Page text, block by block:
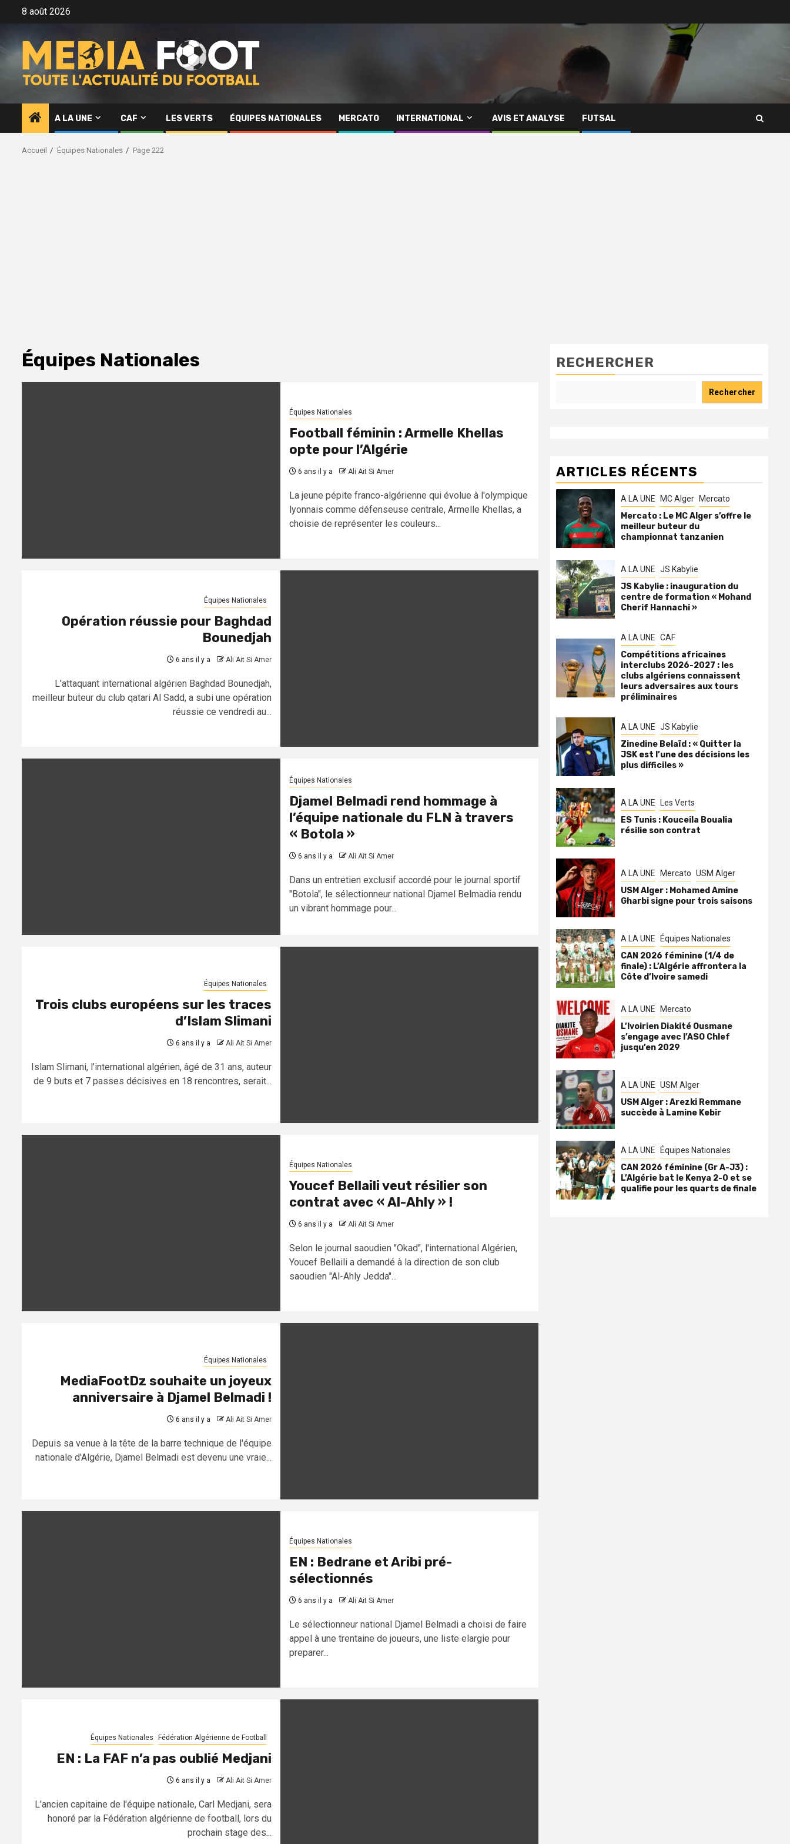
8 août 2026
A LA UNE CAF LES VERTS ÉQUIPES NATIONALES MERCATO INTERNATIONAL AVIS ET ANALYSE FUTSAL
Accueil Équipes Nationales Page 222
Équipes Nationales
Équipes Nationales
Football féminin : Armelle Khellas
opte pour l’Algérie
6 ans il y a Ali Ait Si Amer
La jeune pépite franco-algérienne qui évolue à l'olympique
lyonnais comme défenseuse centrale, Armelle Khellas, a
choisie de représenter les couleurs...
Équipes Nationales
Opération réussie pour Baghdad
Bounedjah
6 ans il y a Ali Ait Si Amer
L'attaquant international algérien Baghdad Bounedjah,
meilleur buteur du club qatari Al Sadd, a subi une opération
réussie ce vendredi au...
Équipes Nationales
Djamel Belmadi rend hommage à
l’équipe nationale du FLN à travers
« Botola »
6 ans il y a Ali Ait Si Amer
Dans un entretien exclusif accordé pour le journal sportif
"Botola", le sélectionneur national Djamel Belmadia rendu
un vibrant hommage pour...
Équipes Nationales
Trois clubs européens sur les traces
d’Islam Slimani
6 ans il y a Ali Ait Si Amer
Islam Slimani, l’international algérien, âgé de 31 ans, auteur
de 9 buts et 7 passes décisives en 18 rencontres, serait...
Équipes Nationales
Youcef Bellaili veut résilier son
contrat avec « Al-Ahly » !
6 ans il y a Ali Ait Si Amer
Selon le journal saoudien "Okad", l'international Algérien,
Youcef Bellaili a demandé à la direction de son club
saoudien "Al-Ahly Jedda"...
Équipes Nationales
MediaFootDz souhaite un joyeux
anniversaire à Djamel Belmadi !
6 ans il y a Ali Ait Si Amer
Depuis sa venue à la tête de la barre technique de l'équipe
nationale d'Algérie, Djamel Belmadi est devenu une vraie...
Équipes Nationales
EN : Bedrane et Aribi pré-
sélectionnés
6 ans il y a Ali Ait Si Amer
Le sélectionneur national Djamel Belmadi a choisi de faire
appel à une trentaine de joueurs, une liste elargie pour
preparer...
Équipes Nationales Fédération Algérienne de Football
EN : La FAF n’a pas oublié Medjani
6 ans il y a Ali Ait Si Amer
L'ancien capitaine de l'équipe nationale, Carl Medjani, sera
honoré par la Fédération algérienne de football, lors du
prochain stage des...
RECHERCHER
Rechercher
ARTICLES RÉCENTS
A LA UNE MC Alger Mercato
Mercato : Le MC Alger s’offre le
meilleur buteur du
championnat tanzanien
A LA UNE JS Kabylie
JS Kabylie : inauguration du
centre de formation « Mohand
Cherif Hannachi »
A LA UNE CAF
Compétitions africaines
interclubs 2026-2027 : les
clubs algériens connaissent
leurs adversaires aux tours
préliminaires
A LA UNE JS Kabylie
Zinedine Belaïd : « Quitter la
JSK est l’une des décisions les
plus difficiles »
A LA UNE Les Verts
ES Tunis : Kouceila Boualia
résilie son contrat
A LA UNE Mercato USM Alger
USM Alger : Mohamed Amine
Gharbi signe pour trois saisons
A LA UNE Équipes Nationales
CAN 2026 féminine (1/4 de
finale) : L’Algérie affrontera la
Côte d’Ivoire samedi
A LA UNE Mercato
L’Ivoirien Diakité Ousmane
s’engage avec l’ASO Chlef
jusqu’en 2029
A LA UNE USM Alger
USM Alger : Arezki Remmane
succède à Lamine Kebir
A LA UNE Équipes Nationales
CAN 2026 féminine (Gr A-J3) :
L’Algérie bat le Kenya 2-0 et se
qualifie pour les quarts de finale